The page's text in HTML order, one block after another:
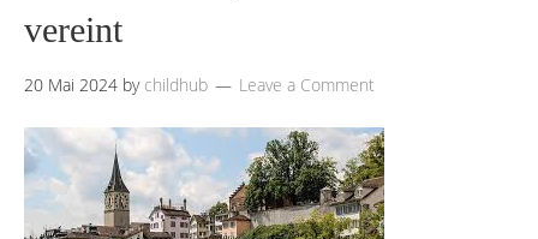
vereint
20 Mai 2024 by childhub Leave a Comment